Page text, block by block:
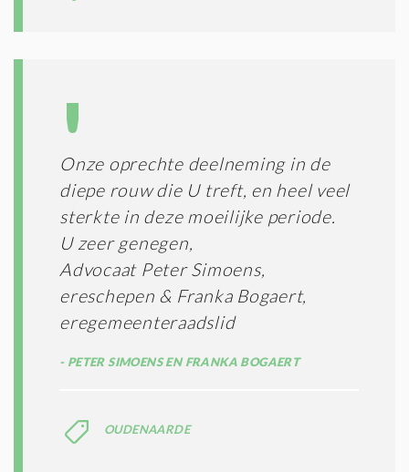
Onze oprechte deelneming in de
diepe rouw die U treft, en heel veel
sterkte in deze moeilijke periode.
U zeer genegen,
Advocaat Peter Simoens,
ereschepen & Franka Bogaert,
eregemeenteraadslid
PETER SIMOENS EN FRANKA BOGAERT
OUDENAARDE